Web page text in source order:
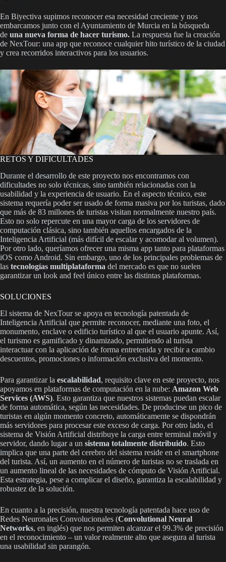
En Biyectiva supimos reconocer esa necesidad creciente y nos
embarcamos junto con el Ayuntamiento de Murcia en la búsqueda
de una nueva forma de hacer turismo. La respuesta fue la creación
de NexTour: una app que reconoce cualquier hito turístico de la ciudad
y crea recorridos interactivos para los usuarios.
RETOS Y DIFICULTADES
Durante el desarrollo de este proyecto nos encontramos con
dificultades no solo técnicas, sino también relacionadas con la
usabilidad y la experiencia de usuario. En el aspecto técnico, este
sistema requería poder ser usado de forma masiva por los turistas, dado
que más de 83 millones de turistas visitan normalmente nuestro país.
Esto no solo repercute en una mayor carga de los servidores de
computación clásica, sino también aquellos encargados de la
Inteligencia Artificial (más difícil de escalar y acomodar al volumen).
Por otro lado, queríamos ofrecer una misma app tanto para plataformas
iOS como Android. Sin embargo, uno de los principales problemas de
las tecnologías multiplataforma del mercado es que no suelen
garantizar un look and feel único entre las distintas plataformas.
SOLUCIONES
El sistema de NexTour se apoya en tecnología patentada de
Inteligencia Artificial que permite reconocer, mediante una foto, el
monumento, enclave o edificio turístico al que el usuario apunte. Así,
el turismo es gamificado y dinamizado, permitiendo al turista
interactuar con la aplicación de forma entretenida y recibir a cambio
descuentos, promociones o información exclusiva del momento.
Para garantizar la escalabilidad, requisito clave en este proyecto, nos
apoyamos en plataformas de computación en la nube: Amazon Web
Services (AWS). Esto garantiza que nuestros sistemas puedan escalar
de forma automática, según las necesidades. De producirse un pico de
turistas en algún momento concreto, automáticamente se dispondrán
más servidores para procesar este exceso de carga. Por otro lado, el
sistema de Visión Artificial distribuye la carga entre terminal móvil y
servidor, dando lugar a un sistema totalmente distribuido. Esto
implica que una parte del cerebro del sistema reside en el smartphone
del turista. Así, un aumento en el número de turistas no se traslada en
un aumento lineal de las necesidades de cómputo de Visión Artificial.
Esta estrategia, pese a complicar el diseño, garantiza la escalabilidad y
robustez de la solución.
En cuanto a la precisión, nuestra tecnología patentada hace uso de
Redes Neuronales Convolucionales (Convolutional Neural
Networks, en inglés) que nos permiten alcanzar el 99.3% de precisión
en el reconocimiento – un valor realmente alto que asegura al turista
una usabilidad sin parangón.